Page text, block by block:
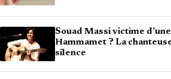
Souad Massi victime
Hammamet ? La
silence